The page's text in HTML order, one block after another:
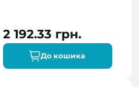
2 192.33 грн.
До кошика